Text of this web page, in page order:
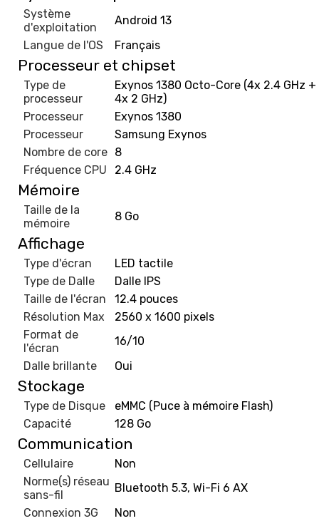
Système
d'exploitation
Android 13
Langue de l'OS
Français
Processeur et chipset
Type de
processeur
Exynos 1380 Octo-Core (4x 2.4 GHz +
4x 2 GHz)
Processeur
Exynos 1380
Processeur
Samsung Exynos
Nombre de core 8
Fréquence CPU
2.4 GHz
Mémoire
Taille de la
mémoire
8 Go
Affichage
Type d'écran
LED tactile
Type de Dalle
Dalle IPS
Taille de l'écran
12.4 pouces
Résolution Max
2560 x 1600 pixels
Format de
l'écran
16/10
Dalle brillante
Oui
Stockage
Type de Disque
eMMC (Puce à mémoire Flash)
Capacité
128 Go
Communication
Cellulaire
Non
Norme(s) réseau
sans-fil
Bluetooth 5.3, Wi-Fi 6 AX
Connexion 3G
Non